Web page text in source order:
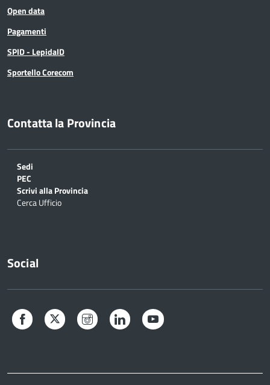
Open data
Pagamenti
SPID - LepidaID
Sportello Corecom
Contatta la Provincia
Sedi
PEC
Scrivi alla Provincia
Cerca Ufficio
Social
Facebook Twitter Instagram LinkedIn